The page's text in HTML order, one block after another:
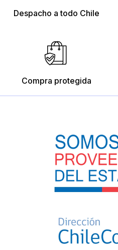
Despacho a todo Chile
Compra protegida